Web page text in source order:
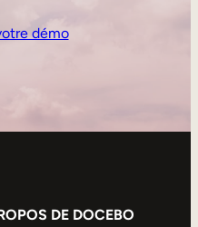
démo
DE DOCEBO